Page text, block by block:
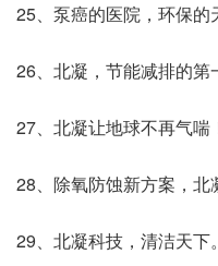
25、泵癌的医院，环保的
26、北凝，节能减排的第
27、北凝让地球不再气喘
28、除氧防蚀新方案，北
29、北凝科技，清洁天下。